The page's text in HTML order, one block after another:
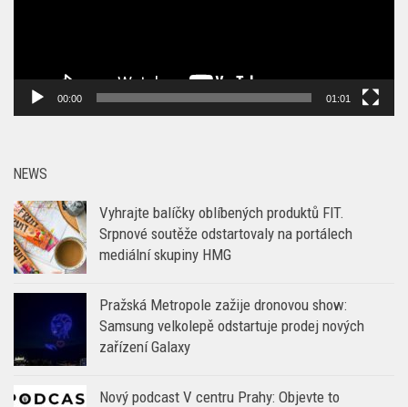
00:00 01:01
NEWS
Vyhrajte balíčky oblíbených produktů FIT.
Srpnové soutěže odstartovaly na portálech
mediální skupiny HMG
Pražská Metropole zažije dronovou show:
Samsung velkolepě odstartuje prodej nových
zařízení Galaxy
Nový podcast V centru Prahy: Objevte to